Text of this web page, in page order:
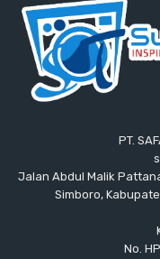
PT.
Jalan Abdul Malik
Simboro,
No.